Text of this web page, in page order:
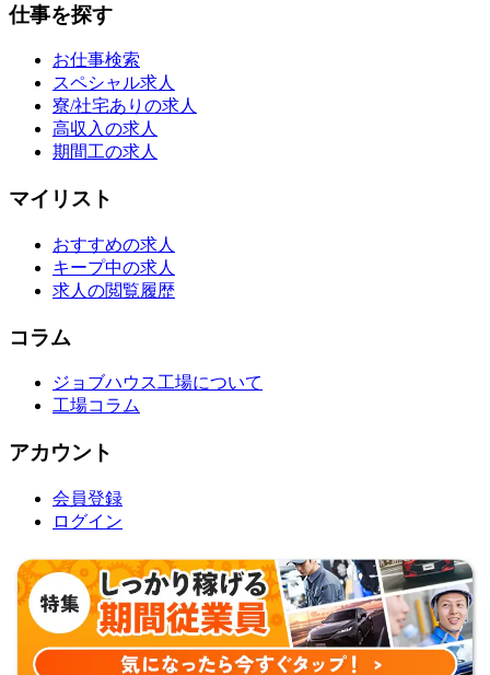
仕事を探す
お仕事検索
スペシャル求人
寮/社宅ありの求人
高収入の求人
期間工の求人
マイリスト
おすすめの求人
キープ中の求人
求人の閲覧履歴
コラム
ジョブハウス工場について
工場コラム
アカウント
会員登録
ログイン